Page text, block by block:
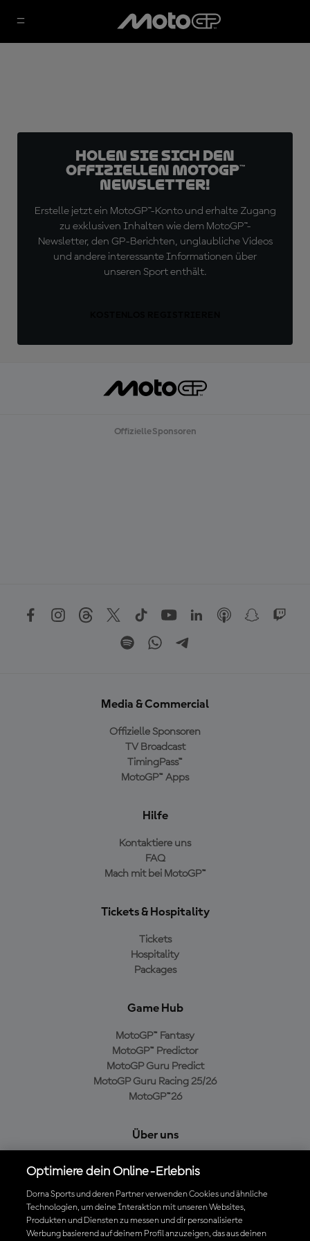
Holen Sie sich den
offiziellen MotoGP™
Newsletter!
Erstelle jetzt ein MotoGP™-Konto und erhalte Zugang
zu exklusiven Inhalten wie dem MotoGP™-
Newsletter, den GP-Berichten, unglaubliche Videos
und andere interessante Informationen über
unseren Sport enthält.
Offizielle Sponsoren
Media & Commercial
Offizielle Sponsoren
TV Broadcast
TimingPass™
MotoGP™ Apps
Hilfe
Kontaktiere uns
FAQ
Mach mit bei MotoGP™
Tickets & Hospitality
Tickets
Hospitality
Packages
Game Hub
MotoGP™ Fantasy
MotoGP™ Predictor
MotoGP Guru Predict
MotoGP Guru Racing 25/26
MotoGP™26
Über uns
Cookie-Richtlinien
Geschäftsbedingungen
Datenschutzrichtlinien
Kaufrichtlinie
Optimiere dein Online-Erlebnis
Dorna Sports und deren Partner verwenden Cookies und ähnliche
Technologien, um deine Interaktion mit unseren Websites,
Produkten und Diensten zu messen und dir personalisierte
Werbung basierend auf deinem Profil anzuzeigen, das aus deinen